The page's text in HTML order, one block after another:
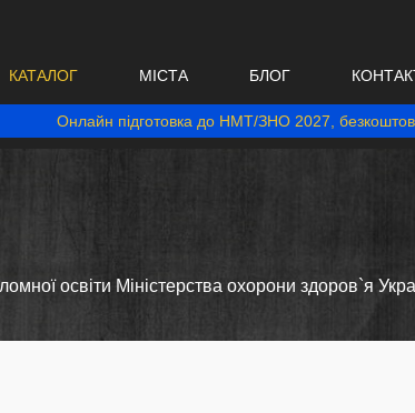
КАТАЛОГ МІСТА БЛОГ
Онлайн підготовка до НМТ/ЗНО 2027,
освіти Міністерства охорони здоров`я